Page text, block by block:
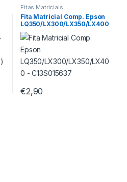
Fitas Matriciais
Fita Matricial Comp. Epson
LQ350/LX300/LX350/LX400
– C13S015637
€2,90